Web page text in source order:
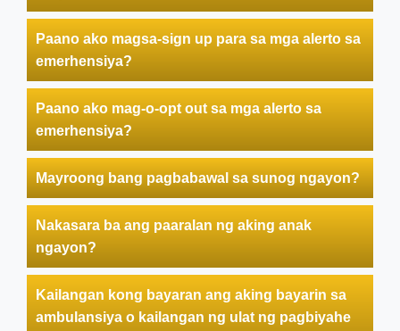
Paano ako magsa-sign up para sa mga alerto sa
emerhensiya?
Paano ako mag-o-opt out sa mga alerto sa
emerhensiya?
Mayroong bang pagbabawal sa sunog ngayon?
Nakasara ba ang paaralan ng aking anak
ngayon?
Kailangan kong bayaran ang aking bayarin sa
ambulansiya o kailangan ng ulat ng pagbiyahe